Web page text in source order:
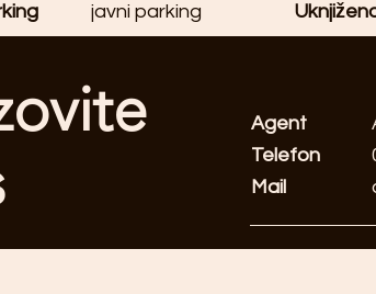
javni parking
Agent
Telefon
Mail